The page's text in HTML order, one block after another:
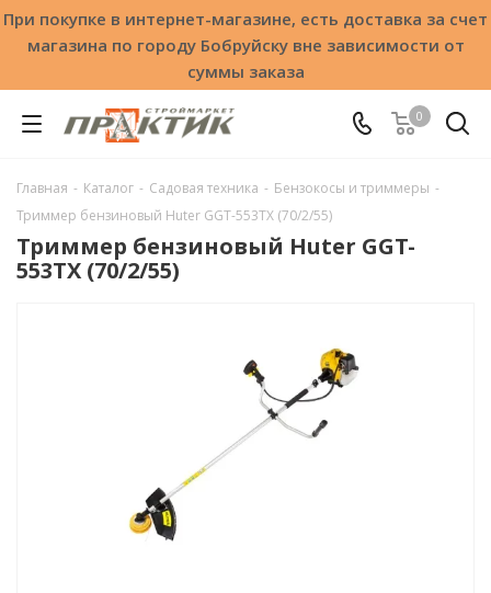
При покупке в интернет-магазине, есть доставка за счет
магазина по городу Бобруйску вне зависимости от
суммы заказа
0
Главная - Каталог - Садовая техника - Бензокосы и триммеры -
Триммер бензиновый Huter GGT-553TX (70/2/55)
Триммер бензиновый Huter GGT-
553TX (70/2/55)